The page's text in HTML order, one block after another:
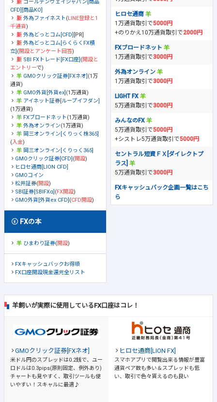
ゴールデンウェイジャパン[商品
CFD][商品KO]
外為ファイネスト(LINE登録と1
千通貨)
外為どっとコム[CFD] [PR]
外為どっとコム[らくらくFX積
立] (開設とアンケート回答)
SBI FXトレード[FX口座] (開設と
エントリーで)
GMOクリック証券[FXネオ] (1万
通貨)
GMO外貨[外貨ex] (1万通貨)
アイネット証券[ループイフダン]
(1万通貨)
FXブロードネット(1万通貨)
外為オンライン(1万通貨)
岡三オンライン[くりっく株365]
(入金)
岡三オンライン[くりっく365]
GMOクリック証券[CFD] (開設)
ヒロセ通商[LION CFD]
GMOコイン
松井証券(開設)
SBI証券[SBIFXα] (FX開設)
GMO外貨[外貨ex CFD] (CFD開設)
FXの本
ひまわり証券(開設)
FXキャッシュバックお得順
FX口座開設現金還元全リスト
ヒロセ通商
1万通貨取引で5000円
+のりかえ10万通貨取引で2000円
FXブロードネット
1万通貨取引で3000円
外為オンライン
1万通貨取引で3000円
LIGHT FX
5万通貨取引で3000円
みんなのFX
5万通貨取引で5000円
+シストレ5万通貨取引で5000円
セントラル短資ＦＸ[ダイレクトプ
ラス]
5万通貨取引で3000円
FXキャッシュバック企画一覧はこち
ら
羊飼いが実際に使用しているFX口座はコレ！
GMOクリック証券[FXネオ]
米ドル円のスプレッドは0.2銭で、ユー
ロドルは0.3pips(原則固定、例外あり)
チャートも見やすく、取引ツールも使
いやすい！スキャルに最適♪
ヒロセ通商[LION FX]
スマホアプリで閲覧出来る情報が豊富
通貨ペア数も多い＆スプレッドも低
い、取引で色々貰えるのも良い